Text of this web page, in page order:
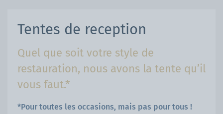
Tentes de reception
Quel que soit votre style de
restauration, nous avons la tente qu’il
vous faut.*
*Pour toutes les occasions, mais pas pour tous !